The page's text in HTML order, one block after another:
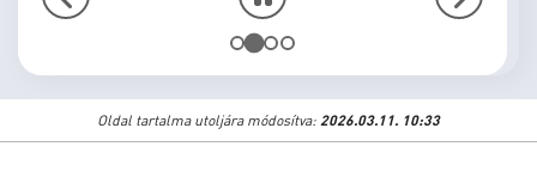
Oldal tartalma utoljára módosítva: 2026.03.11. 10:33